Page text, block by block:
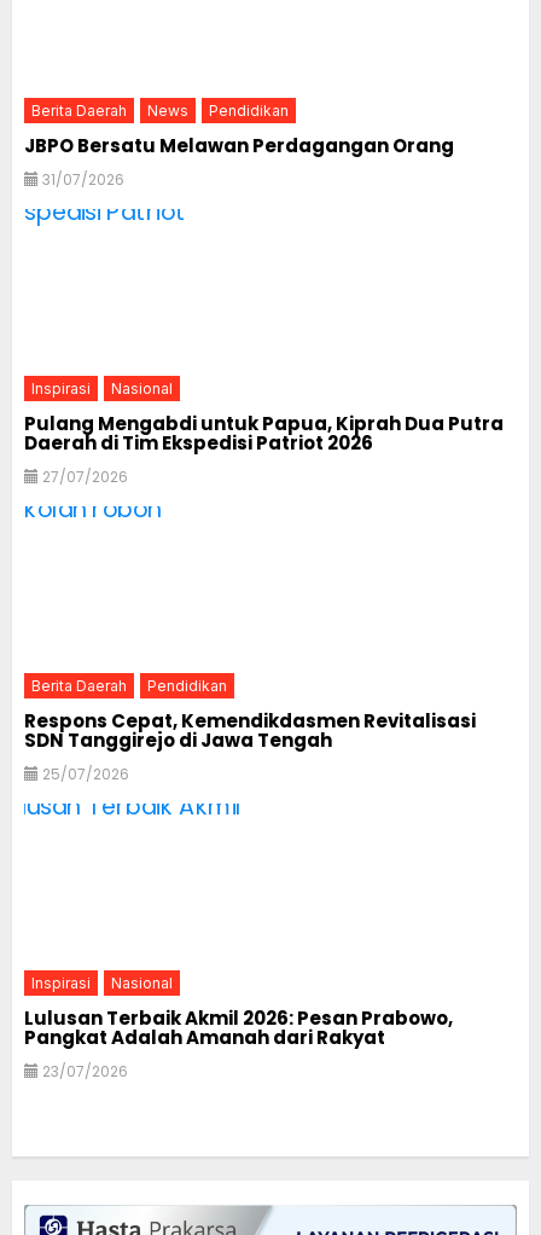
Berita Daerah News Pendidikan
JBPO Bersatu Melawan Perdagangan Orang
31/07/2026
Inspirasi Nasional
Pulang Mengabdi untuk Papua, Kiprah Dua Putra
Daerah di Tim Ekspedisi Patriot 2026
27/07/2026
Berita Daerah Pendidikan
Respons Cepat, Kemendikdasmen Revitalisasi
SDN Tanggirejo di Jawa Tengah
25/07/2026
Inspirasi Nasional
Lulusan Terbaik Akmil 2026: Pesan Prabowo,
Pangkat Adalah Amanah dari Rakyat
23/07/2026